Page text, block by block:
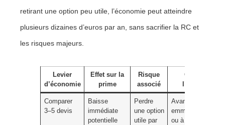
retirant une option peu utile, l’économie peut atteindre
plusieurs dizaines d’euros par an, sans sacrifier la RC et
les risques majeurs.
Levier
d’économie
Effet sur la
prime
Risque
associé
Quand
l’activer
Comparer
3–5 devis
Baisse
immédiate
potentielle
Perdre
une option
utile par
Avant
emménagement
ou à l’échéance